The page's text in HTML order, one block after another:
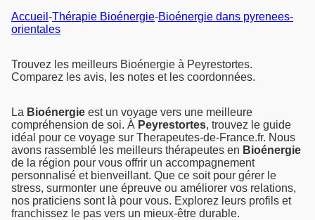
Accueil -Thérapie Bioénergie-Bioénergie dans pyrenees-
orientales
Trouvez les meilleurs Bioénergie à Peyrestortes.
Comparez les avis, les notes et les coordonnées.
La Bioénergie est un voyage vers une meilleure
compréhension de soi. À Peyrestortes, trouvez le guide
idéal pour ce voyage sur Therapeutes-de-France.fr. Nous
avons rassemblé les meilleurs thérapeutes en Bioénergie
de la région pour vous offrir un accompagnement
personnalisé et bienveillant. Que ce soit pour gérer le
stress, surmonter une épreuve ou améliorer vos relations,
nos praticiens sont là pour vous. Explorez leurs profils et
franchissez le pas vers un mieux-être durable.